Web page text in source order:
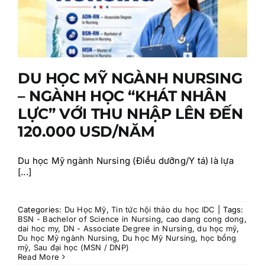
DU HỌC MỸ NGÀNH NURSING
– NGÀNH HỌC “KHÁT NHÂN
LỰC” VỚI THU NHẬP LÊN ĐẾN
120.000 USD/NĂM
Du học Mỹ ngành Nursing (Điều dưỡng/Y tá) là lựa
[...]
Categories: Du Học Mỹ,Tin tức hội thảo du học IDC
Tags:
BSN - Bachelor of Science in Nursing, cao dang cong dong,
dai hoc my, DN - Associate Degree in Nursing,du học mỹ,
Du học Mỹ ngành Nursing, Du học Mỹ Nursing, học bổng
mỹ, Sau đại học (MSN / DNP)
Read More